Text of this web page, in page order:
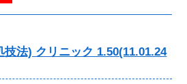
技法) クリニック 1.50(11.01.24